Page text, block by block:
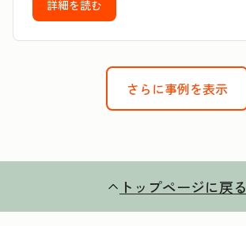
詳細を読む
さらに事例を表示
トップページに戻る